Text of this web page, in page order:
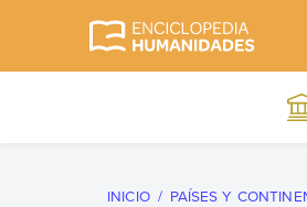
INICIO PAÍSES Y